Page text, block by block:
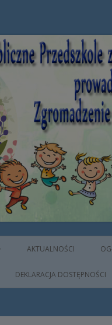
Oddziałami
AKTUALNOŚCI
DEKLARACJA DOSTĘPNOŚCI